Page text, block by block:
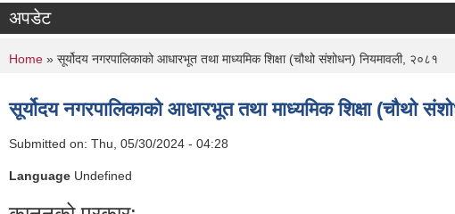
अपडेट
You are here
Home » सूर्योदय नगरपालिकाको आधारभूत तथा माध्यमिक शिक्षा (चौथो संशोधन) नियमावली, २०८१
सूर्योदय नगरपालिकाको आधारभूत तथा माध्यमिक शिक्षा (चौथो
Submitted on: Thu, 05/30/2024 - 04:28
Language Undefined